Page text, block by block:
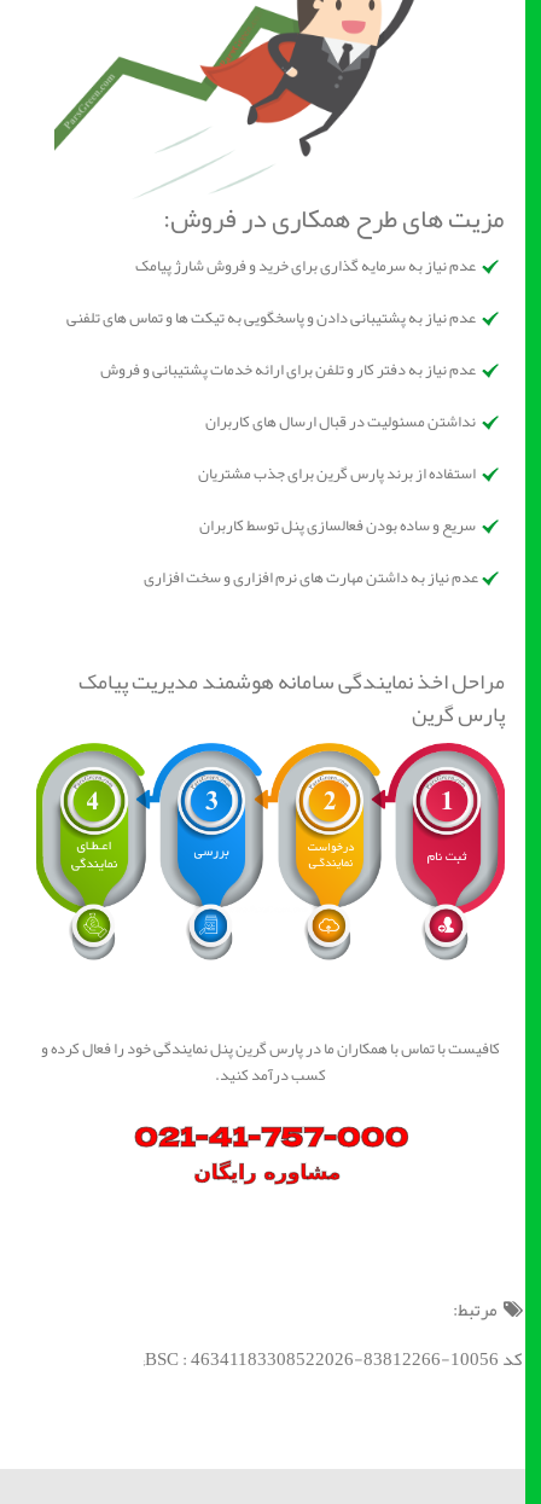
مزیت های طرح همکاری در فروش:
عدم نیاز به سرمایه گذاری برای خرید و فروش شارژ پیامک
عدم نیاز به پشتیبانی دادن و پاسخگویی به تیکت ها و تماس های تلفنی
عدم نیاز به دفتر کار و تلفن برای ارائه خدمات پشتیبانی و فروش
نداشتن مسئولیت در قبال ارسال های کاربران
استفاده از برند پارس گرین برای جذب مشتریان
سریع و ساده بودن فعالسازی پنل توسط کاربران
عدم نیاز به داشتن مهارت های نرم افزاری و سخت افزاری
مراحل اخذ نمایندگی سامانه هوشمند مدیریت پیامک
پارس گرین
کافیست با تماس با همکاران ما در پارس گرین پنل نمایندگی خود را فعال کرده و
کسب درآمد کنید.
مرتبط:
کد BSC : 46341183308522026-83812266-10056;